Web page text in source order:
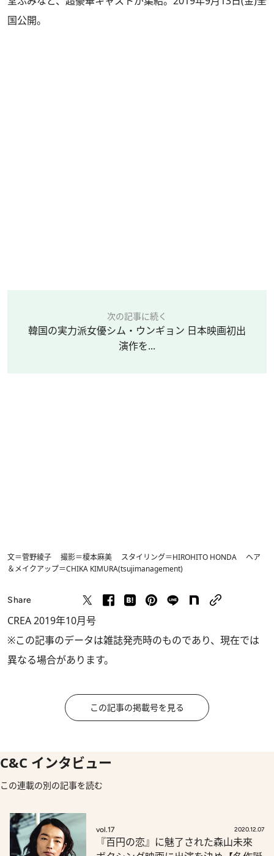
国公開。
次の記事に続く
韓国の実力派女優シム・ウンギョン 日本映画初出
演作を...
文＝菅野綾子 撮影＝榎本麻美 スタイリング＝HIROHITO HONDA ヘア
＆メイクアップ＝CHIKA KIMURA(tsujimanagement)
Share
CREA 2019年10月号
※この記事のデータは雑誌発売時のものであり、現在では
異なる場合があります。
この記事の掲載号を見る
C&C インタビュー
この連載の別の記事を読む
vol.17 2020.12.07
『百円の恋』に魅了された森山未來